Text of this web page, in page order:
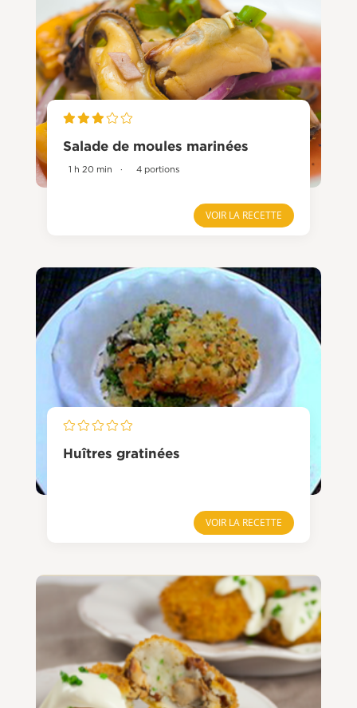
Salade de moules marinées
1 h 20 min · 4 portions
VOIR LA RECETTE
Huîtres gratinées
VOIR LA RECETTE